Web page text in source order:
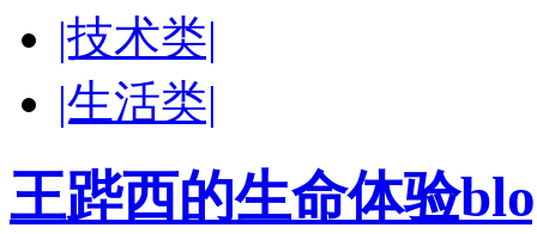
|技术类|
|生活类|
王跸西的生命体验